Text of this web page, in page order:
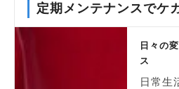
定期メンテナンスでケ
日々の
ス
日常生